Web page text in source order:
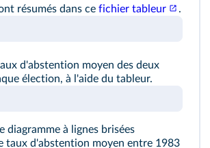
résumés dans ce fichier tableur .
d'abstention moyen des deux
élection, à l'aide du tableur.
diagramme à lignes brisées
taux d'abstention moyen entre 1983